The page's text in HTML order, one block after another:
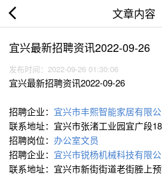
文章内容
宜兴最新招聘资讯2022-09-26
发布时间：2022-09-26 01:30:06
宜兴最新招聘资讯2022-09-26
招聘企业： 宜兴市丰熙智能家居有限
联系地址：宜兴市张渚工业园宜广段
招聘岗位： 办公室文员
招聘企业： 宜兴市锐杨机械科技有限
联系地址：宜兴市新街街道老街塍上